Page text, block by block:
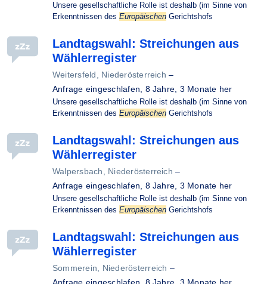
Unsere gesellschaftliche Rolle ist deshalb (im Sinne von
Erkenntnissen des Europäischen Gerichtshofs
Landtagswahl: Streichungen aus
Wählerregister
Weitersfeld, Niederösterreich –
Anfrage eingeschlafen, 8 Jahre, 3 Monate her
Unsere gesellschaftliche Rolle ist deshalb (im Sinne von
Erkenntnissen des Europäischen Gerichtshofs
Landtagswahl: Streichungen aus
Wählerregister
Walpersbach, Niederösterreich –
Anfrage eingeschlafen, 8 Jahre, 3 Monate her
Unsere gesellschaftliche Rolle ist deshalb (im Sinne von
Erkenntnissen des Europäischen Gerichtshofs
Landtagswahl: Streichungen aus
Wählerregister
Sommerein, Niederösterreich –